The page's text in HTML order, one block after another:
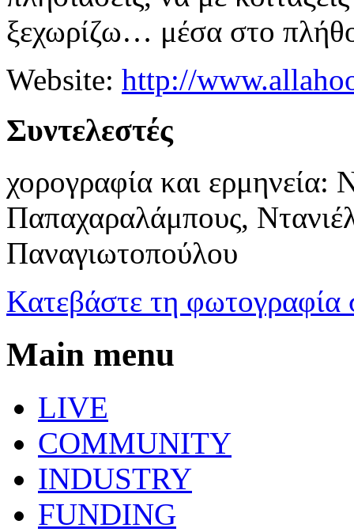
ξεχωρίζω… μέσα στο
Website: http://
Συντελεστές
χορογραφία και
Παπαχαραλάμπους,
Παναγιωτοπούλου
Κατεβάστε τη φωτογραφία
Main menu
LIVE
COMMUNITY
INDUSTRY
FUNDING